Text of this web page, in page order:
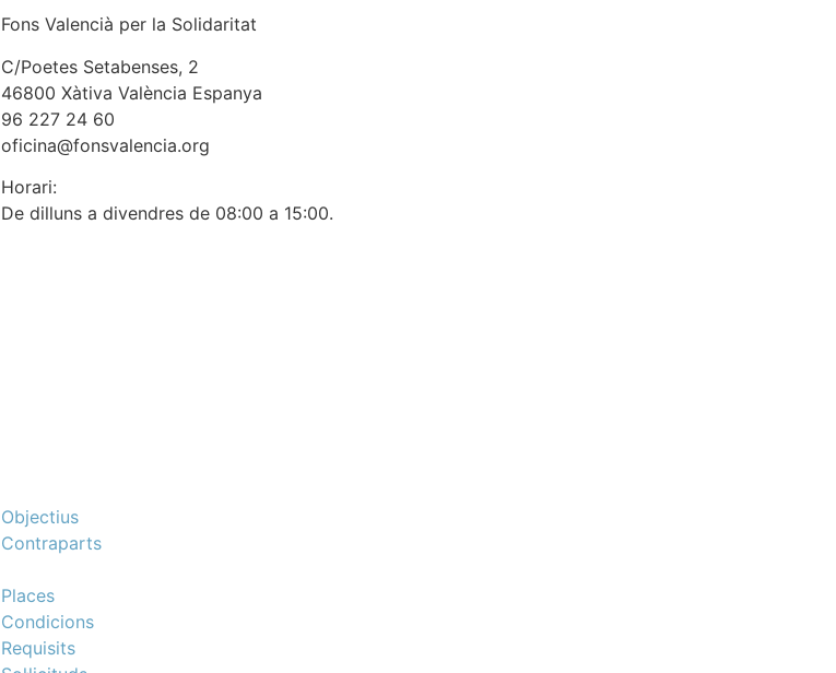
Fons Valencià per la Solidaritat
C/Poetes Setabenses, 2
46800 Xàtiva València Espanya
96 227 24 60
oficina@fonsvalencia.org
Horari:
De dilluns a divendres de 08:00 a 15:00.
Objectius
Contraparts
Places
Condicions
Requisits